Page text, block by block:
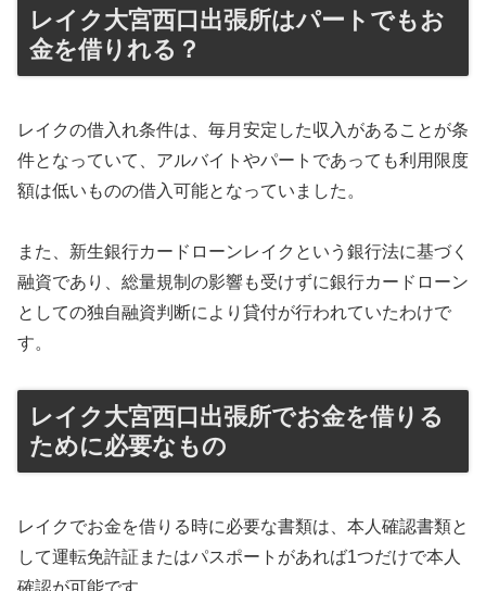
レイク大宮西口出張所はパートでもお
金を借りれる？
レイクの借入れ条件は、毎月安定した収入があることが条
件となっていて、アルバイトやパートであっても利用限度
額は低いものの借入可能となっていました。
また、新生銀行カードローンレイクという銀行法に基づく
融資であり、総量規制の影響も受けずに銀行カードローン
としての独自融資判断により貸付が行われていたわけで
す。
レイク大宮西口出張所でお金を借りる
ために必要なもの
レイクでお金を借りる時に必要な書類は、本人確認書類と
して運転免許証またはパスポートがあれば1つだけで本人
確認が可能です。